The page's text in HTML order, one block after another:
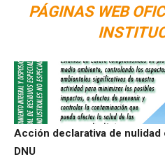
PÁGINAS WEB
Acción declarativa de
DNU